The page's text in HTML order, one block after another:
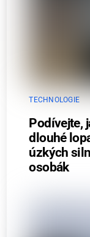
TECHNOLOGIE
Podívejte,
dlouhé
úzkých
osobák